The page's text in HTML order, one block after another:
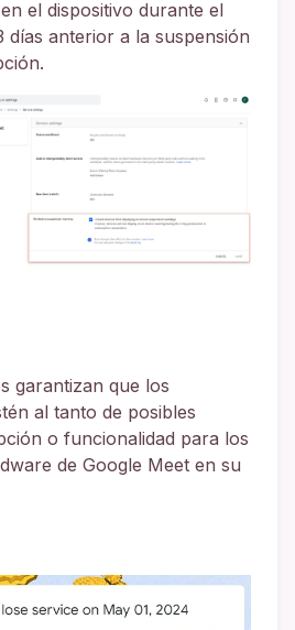
el dispositivo durante el
días anterior a la suspensión
garantizan que los
al tanto de posibles
o funcionalidad para los
de Google Meet en su